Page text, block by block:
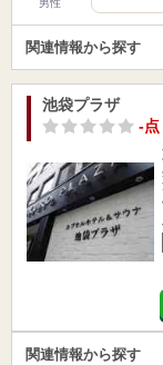
男性
関連情報から探す
池袋プラザ
-点
関連情報から探す